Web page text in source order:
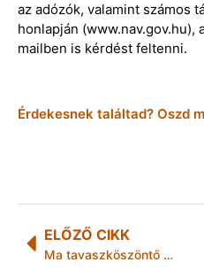
az adózók, valamint számos
honlapján (www.nav.gov.hu),
mailben is kérdést feltenni.
Érdekesnek találtad? Oszd
ELŐZŐ CIKK
Ma tavaszköszöntő bál Miskolcon